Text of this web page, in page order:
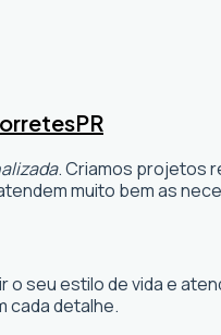
PR
. Criamos projetos
muito bem as
estilo de vida e
cada detalhe.